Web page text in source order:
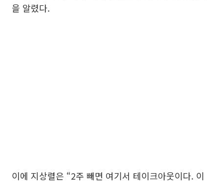
을 알렸다.
이에 지상렬은 “2주 빼면 여기서 테이크아웃이다. 이